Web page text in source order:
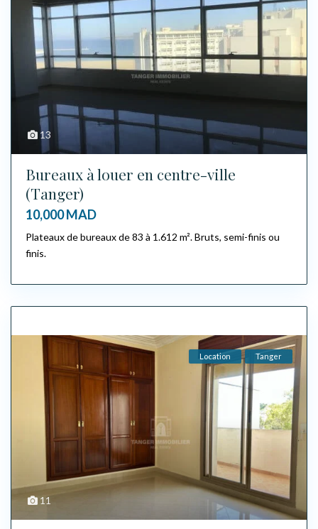
13
Bureaux à louer en centre-ville
(Tanger)
10,000 MAD
Plateaux de bureaux de 83 à 1.612 m². Bruts, semi-finis ou
finis.
11
Location Tanger